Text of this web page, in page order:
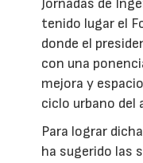
Jornadas de
tenido lugar el
donde el
con una
mejora y
ciclo urbano del
Para lograr
ha sugerido las